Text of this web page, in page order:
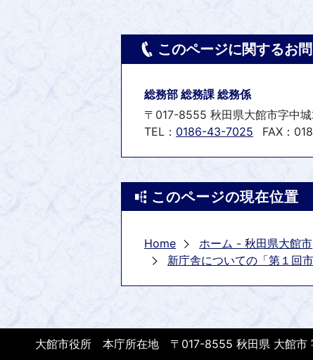
このページに関するお
総務部 総務課 総務係
〒017-8555 秋田県大館市字中
TEL： 0186-43-7025 FAX：
このページの現在位置
Home ホーム - 秋田県大館市
新庁舎についての「第１回
大館市役所 本庁所在地 〒017-8555 秋田県 大館市